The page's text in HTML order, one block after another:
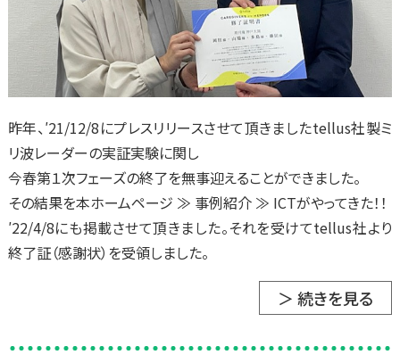
昨年、′21/12/8にプレスリリースさせて頂きましたtellus社製ミ
リ波レーダーの実証実験に関し
今春第１次フェーズの終了を無事迎えることができました。
その結果を本ホームページ ≫ 事例紹介 ≫ ICTがやってきた！！
′22/4/8にも掲載させて頂きました。それを受けてtellus社より
終了証（感謝状）を受領しました。
＞ 続きを見る